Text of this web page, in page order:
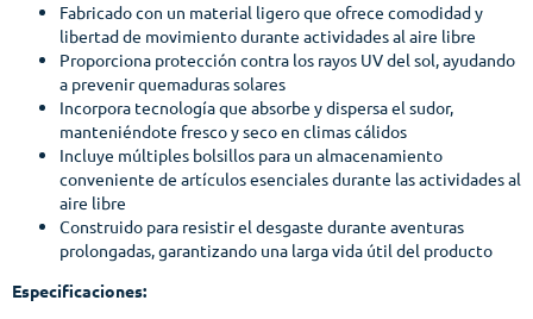
Fabricado con un material ligero que ofrece comodidad y
libertad de movimiento durante actividades al aire libre
Proporciona protección contra los rayos UV del sol, ayudando
a prevenir quemaduras solares
Incorpora tecnología que absorbe y dispersa el sudor,
manteniéndote fresco y seco en climas cálidos
Incluye múltiples bolsillos para un almacenamiento
conveniente de artículos esenciales durante las actividades al
aire libre
Construido para resistir el desgaste durante aventuras
prolongadas, garantizando una larga vida útil del producto
Especificaciones: